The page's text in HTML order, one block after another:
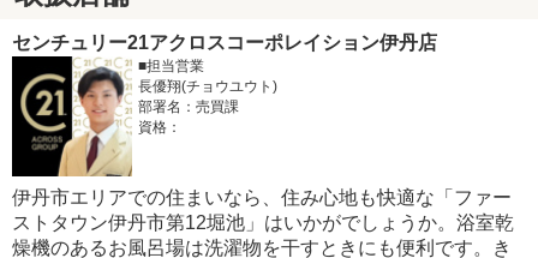
センチュリー21アクロスコーポレイション伊丹店
■担当営業
長優翔(チョウユウト)
部署名：売買課
資格：
伊丹市エリアでの住まいなら、住み心地も快適な「ファー
ストタウン伊丹市第12堀池」はいかがでしょうか。浴室乾
燥機のあるお風呂場は洗濯物を干すときにも便利です。き